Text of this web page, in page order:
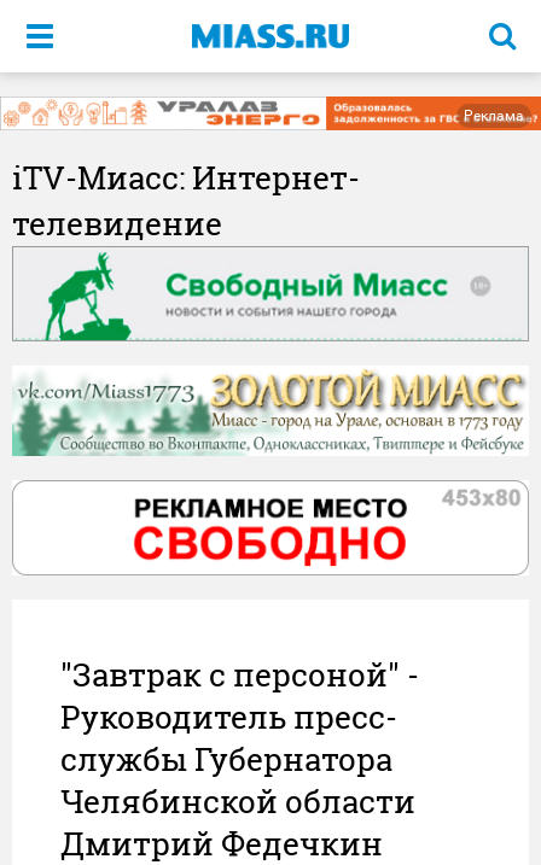
Меню
Реклама
iTV-Миасс: Интернет-
телевидение
"Завтрак с персоной" -
Руководитель пресс-
службы Губернатора
Челябинской области
Дмитрий Федечкин